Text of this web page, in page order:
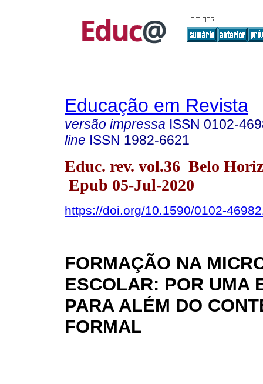
Educação em Revista
versão impressa ISSN 0102-
line ISSN 1982-6621
Educ. rev. vol.36 Belo
Epub 05-Jul-2020
https://doi.org/10.1590/0102-
FORMAÇÃO NA
ESCOLAR: POR UMA
PARA ALÉM DO
FORMAL